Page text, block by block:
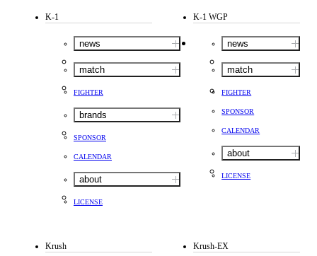
K-1
news
match
FIGHTER
brands
SPONSOR
CALENDAR
about
LICENSE
K-1 WGP
news
match
FIGHTER
SPONSOR
CALENDAR
about
LICENSE
Krush Krush-EX